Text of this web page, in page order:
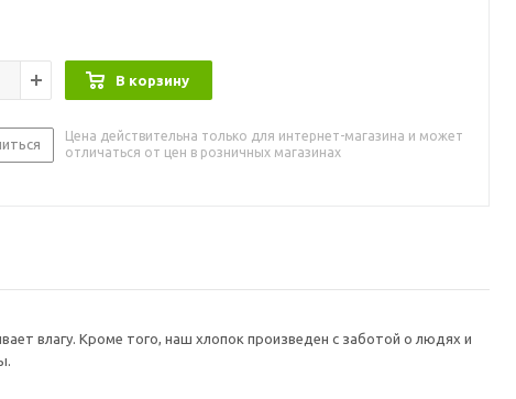
В корзину
Цена действительна только для интернет-магазина и может
отличаться от цен в розничных магазинах
влагу. Кроме того, наш хлопок произведен с заботой о людях и